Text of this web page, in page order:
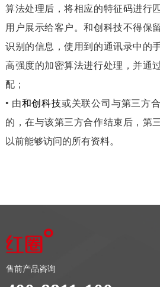
算法处理后，将相应的特征码进行
用户展示给客户。和创科技不得保
识别的信息，使用到的通讯录中的
高强度的加密算法进行处理，并通
配；
• 由和创科技或关联公司与第三方
的，在与该第三方合作结束后，第
以前能够访问的所有资料。
售前产品咨询